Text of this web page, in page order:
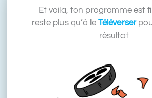
Et voila, ton programme est
reste plus qu’à le Téléverser
résultat